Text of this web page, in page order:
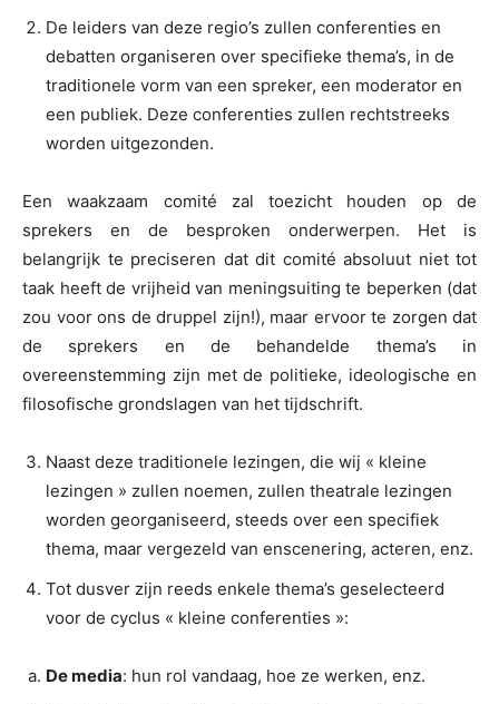
De leiders van deze regio’s zullen conferenties en
debatten organiseren over specifieke thema’s, in de
traditionele vorm van een spreker, een moderator en
een publiek. Deze conferenties zullen rechtstreeks
worden uitgezonden.
Een waakzaam comité zal toezicht houden op de
sprekers en de besproken onderwerpen. Het is
belangrijk te preciseren dat dit comité absoluut niet tot
taak heeft de vrijheid van meningsuiting te beperken (dat
zou voor ons de druppel zijn!), maar ervoor te zorgen dat
de sprekers en de behandelde thema’s in
overeenstemming zijn met de politieke, ideologische en
filosofische grondslagen van het tijdschrift.
Naast deze traditionele lezingen, die wij « kleine
lezingen » zullen noemen, zullen theatrale lezingen
worden georganiseerd, steeds over een specifiek
thema, maar vergezeld van enscenering, acteren, enz.
Tot dusver zijn reeds enkele thema’s geselecteerd
voor de cyclus « kleine conferenties »:
De media: hun rol vandaag, hoe ze werken, enz.